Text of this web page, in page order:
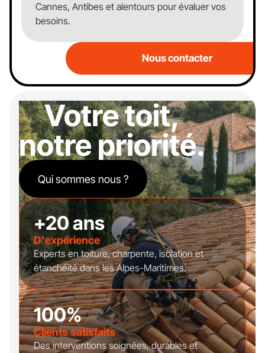
Cannes, Antibes et alentours pour évaluer vos
besoins.
Nous contacter
Votre toit,
notre priorité.
Qui sommes nous ?
+20 ans
D'expérience
Experts en toiture, charpente, isolation et
étanchéité dans les Alpes-Maritimes.
100%
Clients satisfaits
Des interventions soignées, durables et